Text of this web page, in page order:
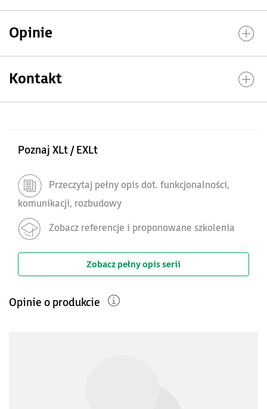
Opinie
Kontakt
Poznaj XLt / EXLt
Przeczytaj pełny opis dot. funkcjonalności,
komunikacji, rozbudowy
Zobacz referencje i proponowane szkolenia
Zobacz pełny opis serii
Opinie o produkcie